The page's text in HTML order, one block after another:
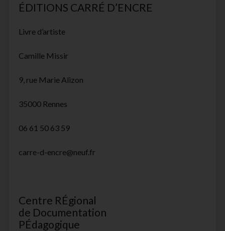
ÉDITIONS CARRÉ D’ENCRE
Livre d’artiste
Camille Missir
9, rue Marie Alizon
35000 Rennes
06 61 50 63 59
carre-d-encre@neuf.fr
Centre RÉgional
de Documentation
PÉdagogique